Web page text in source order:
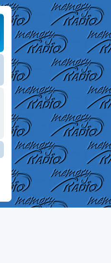
Erweiterte Suche